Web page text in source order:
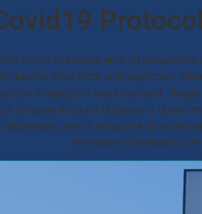
Protocol
omnis iste natus error sit
beatae vitae dicta sunt explicabo.
voluptatem sequi nesciunt.
tempora incidunt ut labore et dolore
nisi ut aliquid ex ea
molestiae consequatur,